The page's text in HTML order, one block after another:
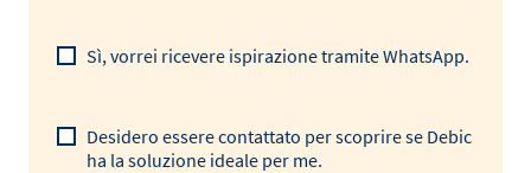
Sì, vorrei ricevere ispirazione tramite WhatsApp.
Desidero essere contattato per scoprire se Debic
ha la soluzione ideale per me.